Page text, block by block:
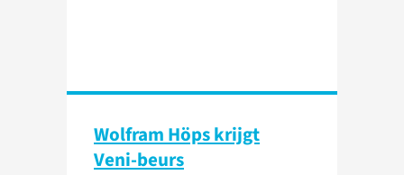
Wolfram Höps krijgt
Veni-beurs